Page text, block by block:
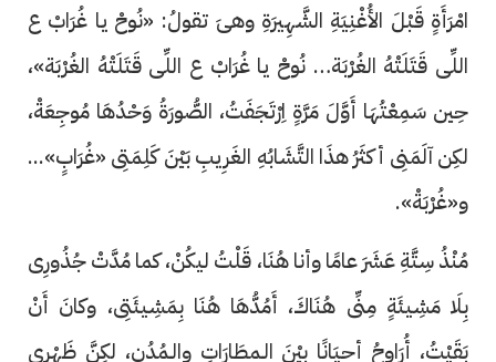
امْرَأَةٍ قَبْلَ الأُغْنِيَةِ الشَّهِيرَةِ وهىَ تقولُ: «نُوحْ يا غُرَابْ ع
اللِّى قَتَلَتْهُ الغُرْبَة… نُوحْ يا غُرَابْ ع اللِّى قَتَلَتْهُ الغُرْبَة»،
حِين سَمِعْتُهَا أَوَّلَ مَرَّةٍ اِرْتَجَفَتُ، الصُّورَةُ وَحْدُهَا مُوجِعَةْ،
لكِن آلَمَنِى أكثَرُ هذَا التَّشَابُهِ الغَرِيبِ بَيْنَ كَلِمَتِى «غُرَابٍ»...
و«غُرْبَةْ».
مُنْذُ سِتَّةِ عَشَرَ عامًا وأنا هُنَا، قَلْتُ ليكُنْ، كما مُدَّتْ جُذُورِى
بِلَا مَشِيئَةٍ مِنِّى هُنَاكَ، أَمُدُّهَا هُنَا بِمَشِيئَتِى، وكانَ أَنْ
بَقَيْتُ، أُرَاوِحُ أحيَانًا بيْنَ الـمطَارَاتِ والـمُدُنِ، لكِنَّ ظَهْرِى